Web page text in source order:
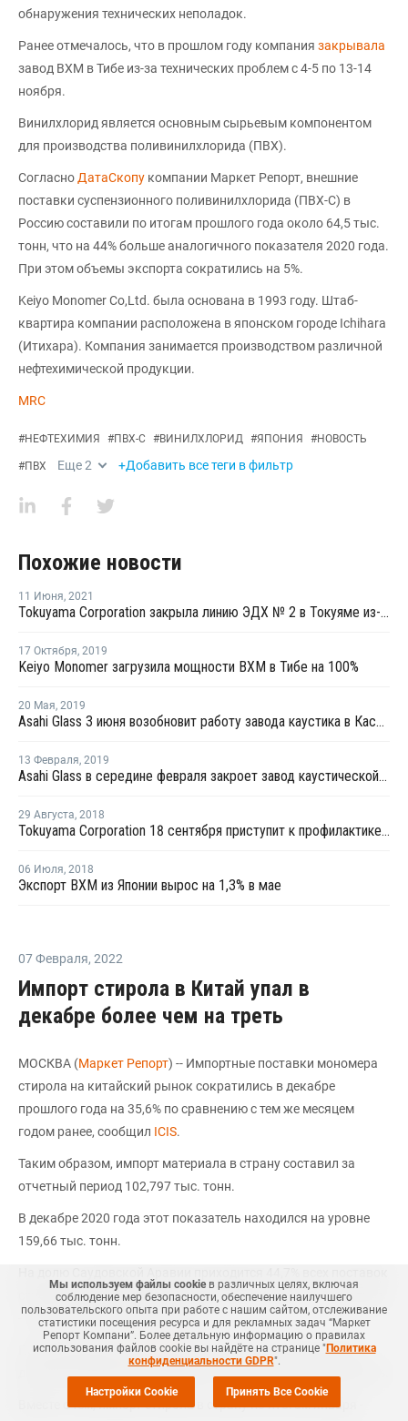
обнаружения технических неполадок.
Ранее отмечалось, что в прошлом году компания закрывала
завод ВХМ в Тибе из-за технических проблем с 4-5 по 13-14
ноября.
Винилхлорид является основным сырьевым компонентом
для производства поливинилхлорида (ПВХ).
СогласноДатаСкопу компании Маркет Репорт, внешние
поставки суспензионного поливинилхлорида (ПВХ-С) в
Россию составили по итогам прошлого года около 64,5 тыс.
тонн, что на 44% больше аналогичного показателя 2020 года.
При этом объемы экспорта сократились на 5%.
Keiyo Monomer Co,Ltd. была основана в 1993 году. Штаб-
квартира компании расположена в японском городе Ichihara
(Итихара). Компания занимается производством различной
нефтехимической продукции.
MRC
#НЕФТЕХИМИЯ #ПВХ-С #ВИНИЛХЛОРИД #ЯПОНИЯ #НОВОСТЬ
#ПВХ Еще2 +Добавить все теги в фильтр
Похожие новости
11 Июня, 2021
Tokuyama Corporation закрыла линию ЭДХ № 2 в Токуяме из-за технических проблем
17 Октября, 2019
Keiyo Monomer загрузила мощности ВХМ в Тибе на 100%
20 Мая, 2019
Asahi Glass 3 июня возобновит работу завода каустика в Касиме после плановой профилактики
13 Февраля, 2019
Asahi Glass в середине февраля закроет завод каустической соды в Тибе на плановую профилактику
29 Августа, 2018
Tokuyama Corporation 18 сентября приступит к профилактике на линии ВХМ в Токуяме
06 Июля, 2018
Экспорт ВХМ из Японии вырос на 1,3% в мае
07 Февраля, 2022
Импорт стирола в Китай упал в
декабре более чем на треть
МОСКВА (Маркет Репорт) -- Импортные поставки мономера
стирола на китайский рынок сократились в декабре
прошлого года на 35,6% по сравнению с тем же месяцем
годом ранее, сообщил ICIS.
Таким образом, импорт материала в страну составил за
отчетный период 102,797 тыс. тонн.
В декабре 2020 года этот показатель находился на уровне
159,66 тыс. тонн.
стирола в декабре 2021 года, а на долю Кувейта и Сингапура
- 16,7% и 14,5% соответственно.
По отношению же кноябрю2021 года (161,43 тыс. тонн)
декабрьский импорт материала показал снижение на 36,32%.
Вместе с тем, импорт стирола в страну по итогам января -
Мы используем файлы cookieв различных целях, включая
соблюдение мер безопасности, обеспечение наилучшего
пользовательского опыта при работе с нашим сайтом, отслеживание
статистики посещения ресурса и для рекламных задач “Маркет
Репорт Компани”. Более детальную информацию о правилах
использования файлов cookie вы найдёте на странице "Политика
конфиденциальности GDPR".
Настройки Cookie Принять Все Cookie